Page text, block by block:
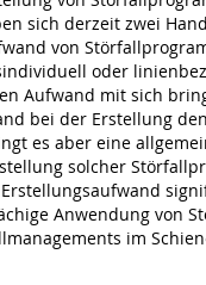
sich derzeit zwei
von
oder
Aufwand mit sich
bei der Erstellung
es aber eine
solcher
Anwendung von
im